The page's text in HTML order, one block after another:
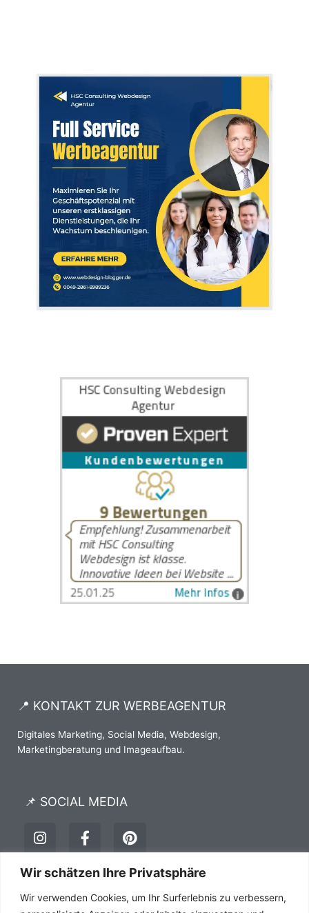
Wir schätzen Ihre Privatsphäre
Wir verwenden Cookies, um Ihr Surferlebnis zu verbessern,
📍 KONTAKT ZUR WERBEAGENTUR
Digitales Marketing, Social Media, Webdesign,
Marketingberatung und Imageaufbau.
📌 SOCIAL MEDIA
I
n
s
t
g
F
a
c
e
o
P
i
n
t
r